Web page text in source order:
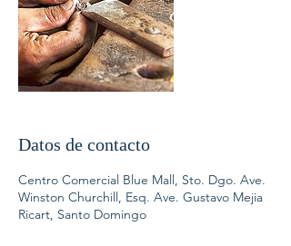
Datos de contacto
Centro Comercial Blue Mall, Sto. Dgo. Ave.
Winston Churchill, Esq. Ave. Gustavo Mejia
Ricart, Santo Domingo